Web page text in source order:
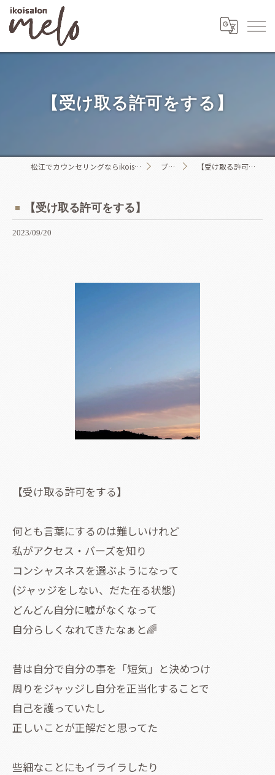
【受け取る許可をする】
松江でカウンセリングならikoisalon melo ブログ 【受け取る許可をする】
【受け取る許可をする】
2023/09/20
【受け取る許可をする】
何とも言葉にするのは難しいけれど
私がアクセス・バーズを知り
コンシャスネスを選ぶようになって
(ジャッジをしない、だた在る状態)
どんどん自分に嘘がなくなって
自分らしくなれてきたなぁと🌈
昔は自分で自分の事を「短気」と決めつけ
周りをジャッジし自分を正当化することで
自己を護っていたし
正しいことが正解だと思ってた
些細なことにもイライラしたり